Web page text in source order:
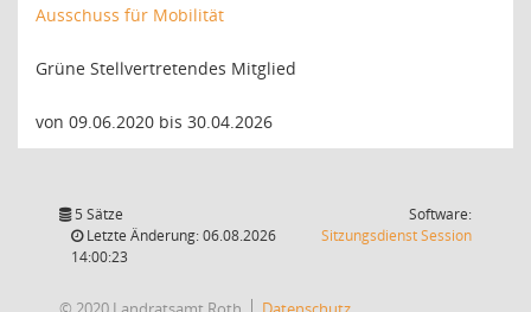
Ausschuss für Mobilität
Grüne Stellvertretendes Mitglied
von 09.06.2020 bis 30.04.2026
5 Sätze
Letzte Änderung: 06.08.2026
14:00:23
Software:
SitzungsdienstSession(Wird in